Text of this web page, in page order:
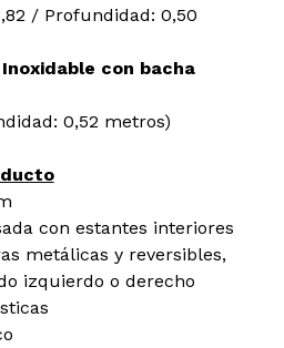
/ Profundidad: 0,50
con bacha
0,52 metros)
con estantes interiores
metálicas y reversibles,
izquierdo o derecho